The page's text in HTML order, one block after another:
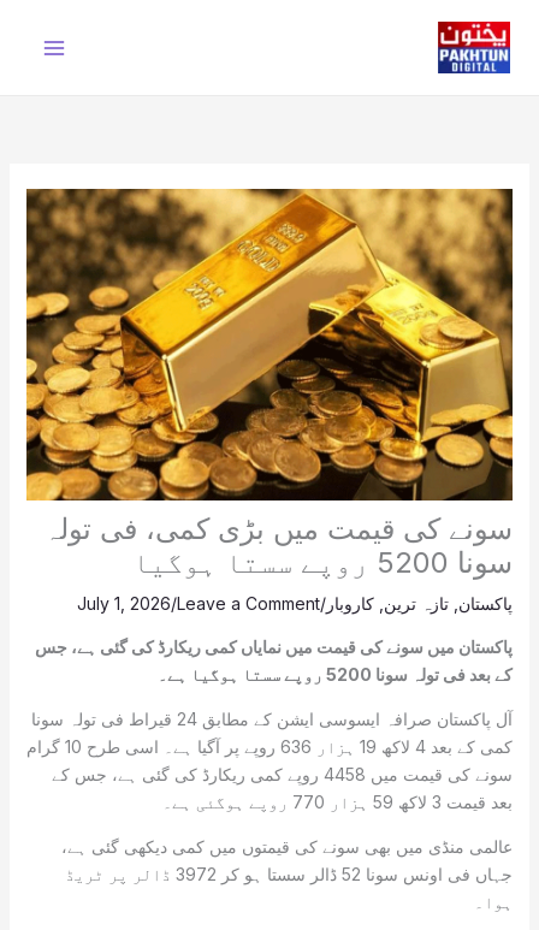
content
سونے کی قیمت میں بڑی کمی، فی تولہ
سونا 5200 روپے سستا ہوگیا
پاکستان تازہ ترین کاروبار /
Leave a Comment
/
July 1, 2026
پاکستان میں سونے کی قیمت میں نمایاں کمی ریکارڈ کی گئی ہے، جس
کے بعد فی تولہ سونا 5200 روپے سستا ہوگیا ہے۔
آل پاکستان صرافہ ایسوسی ایشن کے مطابق 24 قیراط فی تولہ سونا
کمی کے بعد 4 لاکھ 19 ہزار 636 روپے پر آگیا ہے۔ اسی طرح 10 گرام
سونے کی قیمت میں 4458 روپے کمی ریکارڈ کی گئی ہے، جس کے
بعد قیمت 3 لاکھ 59 ہزار 770 روپے ہوگئی ہے۔
عالمی منڈی میں بھی سونے کی قیمتوں میں کمی دیکھی گئی ہے،
جہاں فی اونس سونا 52 ڈالر سستا ہو کر 3972 ڈالر پر ٹریڈ
ہوا۔